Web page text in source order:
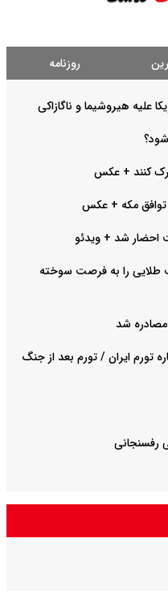
روزنامه
علیه هیروشیما و ناگازاکی
کنند +‌ عکس
مکه + عکس
احضار شد + ویدئو
طلایی را به فرصت سوخته
مصادره شد
تورم ایران / تورم بعد از جنگ